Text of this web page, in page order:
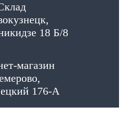
18 Б/8
магазин
176-А